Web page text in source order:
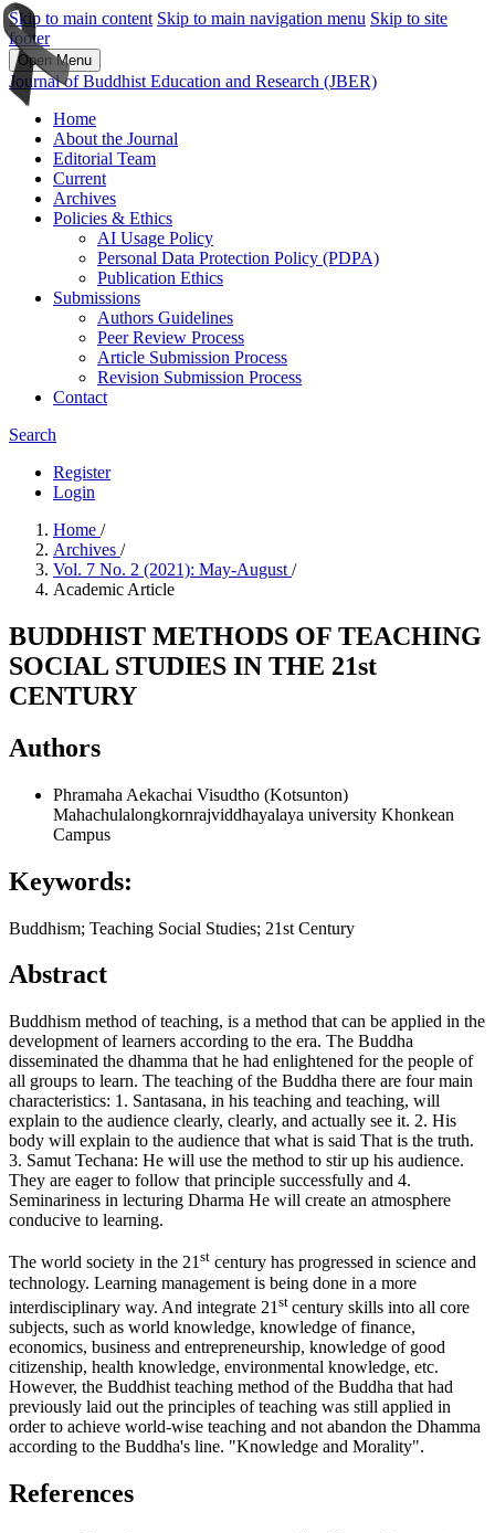
Skip to main content Skip to main navigation menu Skip to site
footer
Open Menu
Journal of Buddhist Education and Research (JBER)
Home
About the Journal
Editorial Team
Current
Archives
Policies & Ethics
AI Usage Policy
Personal Data Protection Policy (PDPA)
Publication Ethics
Submissions
Authors Guidelines
Peer Review Process
Article Submission Process
Revision Submission Process
Contact
Search
Register
Login
Home /
Archives /
Vol. 7 No. 2 (2021): May-August /
Academic Article
BUDDHIST METHODS OF TEACHING
SOCIAL STUDIES IN THE 21st
CENTURY
Authors
Phramaha Aekachai Visudtho (Kotsunton)
Mahachulalongkornrajviddhayalaya university Khonkean
Campus
Keywords:
Buddhism; Teaching Social Studies; 21st Century
Abstract
Buddhism method of teaching, is a method that can be applied in the
development of learners according to the era. The Buddha
disseminated the dhamma that he had enlightened for the people of
all groups to learn. The teaching of the Buddha there are four main
characteristics: 1. Santasana, in his teaching and teaching, will
explain to the audience clearly, clearly, and actually see it. 2. His
body will explain to the audience that what is said That is the truth.
3. Samut Techana: He will use the method to stir up his audience.
They are eager to follow that principle successfully and 4.
Seminariness in lecturing Dharma He will create an atmosphere
conducive to learning.
The world society in the 21st century has progressed in science and
technology. Learning management is being done in a more
interdisciplinary way. And integrate 21 st century skills into all core
subjects, such as world knowledge, knowledge of finance,
economics, business and entrepreneurship, knowledge of good
citizenship, health knowledge, environmental knowledge, etc.
However, the Buddhist teaching method of the Buddha that had
previously laid out the principles of teaching was still applied in
order to achieve world-wise teaching and not abandon the Dhamma
according to the Buddha's line. "Knowledge and Morality".
References